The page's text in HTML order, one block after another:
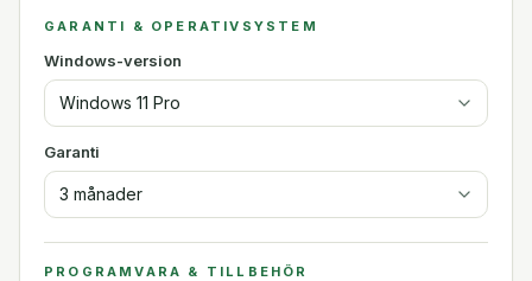
GARANTI & OPERATIVSYSTEM
Windows-version
Windows 11 Pro
Garanti
3 månader
PROGRAMVARA & TILLBEHÖR